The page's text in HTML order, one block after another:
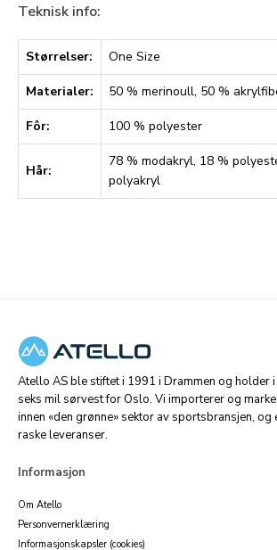
Teknisk info:
Størrelser: One Size
Materialer: 50 % merinoull, 50 %
Fôr: 100 % polyester
Hår:
78 % modakryl, 18 %
polyakryl
Atello AS ble stiftet i 1991 i Drammen og holder
seks mil sørvest for Oslo. Vi importerer og
innen «den grønne» sektor av sportsbransjen, og
raske leveranser.
Informasjon
Om Atello
Personvernerklæring
Informasjonskapsler (cookies)